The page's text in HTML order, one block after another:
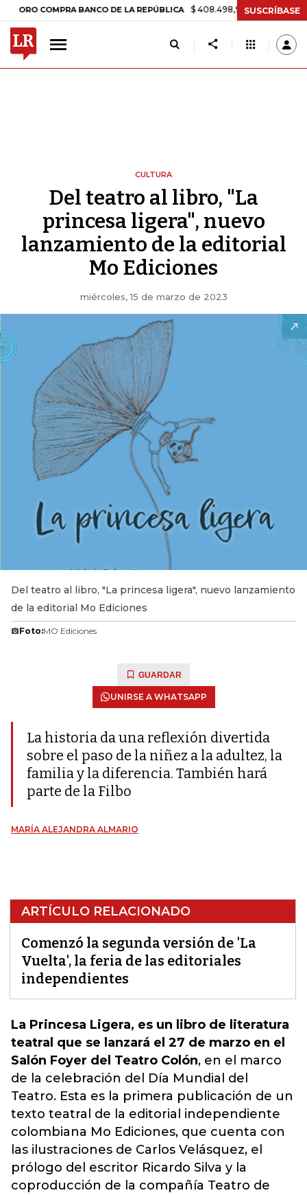
COMPRA BANCO DE LA REPÚBLICA $ 408.498,97 +$ 8.753,81 +2,19%
SUSCRÍBASE
CULTURA
Del teatro al libro, "La
princesa ligera", nuevo
lanzamiento de la editorial
Mo Ediciones
miércoles, 15 de marzo de 2023
Del teatro al libro, "La princesa ligera", nuevo lanzamiento
de la editorial Mo Ediciones
Foto:MO Ediciones
GUARDAR
UNIRSE A WHATSAPP
La historia da una reflexión divertida
sobre el paso de la niñez a la adultez, la
familia y la diferencia. También hará
parte de la Filbo
MARÍA ALEJANDRA ALMARIO
ARTÍCULO RELACIONADO
Comenzó la segunda versión de 'La
Vuelta', la feria de las editoriales
independientes
La Princesa Ligera, es un libro de literatura
teatral que se lanzará el 27 de marzo en el
Salón Foyer del Teatro Colón, en el marco
de la celebración del Día Mundial del
Teatro. Esta es la primera publicación de un
texto teatral de la editorial independiente
colombiana Mo Ediciones, que cuenta con
las ilustraciones de Carlos Velásquez, el
prólogo del escritor Ricardo Silva y la
coproducción de la compañía Teatro de